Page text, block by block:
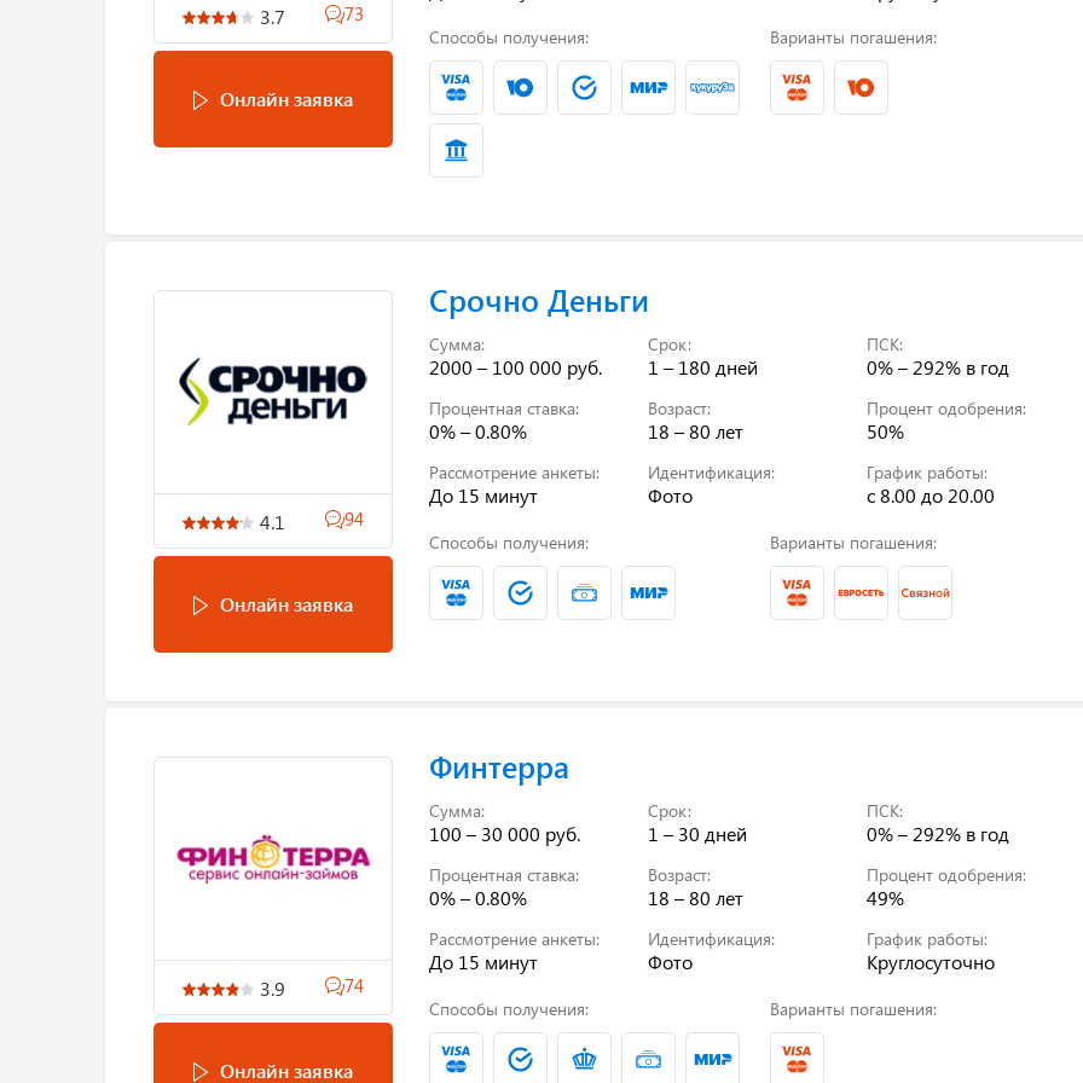
3.7 73
Онлайн заявка
Способы получения: Варианты погашения:
4.1 94
Онлайн заявка
Срочно Деньги
Сумма:
2000 – 100 000 руб.
Срок:
1 – 180 дней
ПСК:
0% – 292% в год
Процентная ставка:
0% – 0.80%
Возраст:
18 – 80 лет
Процент одобрения:
50%
Рассмотрение анкеты:
До 15 минут
Идентификация:
Фото
График работы:
с 8.00 до 20.00
Способы получения: Варианты погашения:
3.9 74
Онлайн заявка
Финтерра
Сумма:
100 – 30 000 руб.
Срок:
1 – 30 дней
ПСК:
0% – 292% в год
Процентная ставка:
0% – 0.80%
Возраст:
18 – 80 лет
Процент одобрения:
49%
Рассмотрение анкеты:
До 15 минут
Идентификация:
Фото
График работы:
Круглосуточно
Способы получения: Варианты погашения: